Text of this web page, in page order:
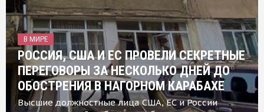
В МИРЕ
РОССИЯ, США И ЕС ПРОВЕЛИ СЕКРЕТНЫЕ
ПЕРЕГОВОРЫ ЗА НЕСКОЛЬКО ДНЕЙ ДО
ОБОСТРЕНИЯ В НАГОРНОМ КАРАБАХЕ
Высшие должностные лица США, ЕС и России